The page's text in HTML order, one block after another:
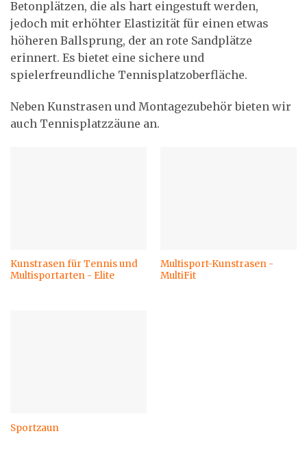
Betonplätzen, die als hart eingestuft werden,
jedoch mit erhöhter Elastizität für einen etwas
höheren Ballsprung, der an rote Sandplätze
erinnert. Es bietet eine sichere und
spielerfreundliche Tennisplatzoberfläche.
Neben Kunstrasen und Montagezubehör bieten wir
auch Tennisplatzzäune an.
Kunstrasen für Tennis und
Multisportarten - Elite
Multisport-Kunstrasen -
MultiFit
Sportzaun